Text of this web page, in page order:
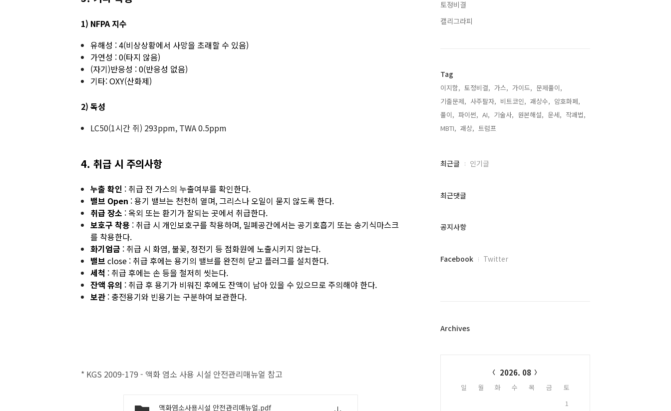
1) NFPA 지수
유해성 : 4(비상상황에서 사망을 초래할 수 있음)
가연성 : 0(타지 않음)
(자기)반응성 : 0(반응성 없음)
기타: OXY(산화제)
2) 독성
LC50(1시간 쥐) 293ppm, TWA 0.5ppm
4. 취급 시 주의사항
누출 확인 : 취급 전 가스의 누출여부를 확인한다.
밸브 Open : 용기 밸브는 천천히 열며, 그리스나 오일이 묻지 않도록 한다.
취급 장소 : 옥외 또는 환기가 잘되는 곳에서 취급한다.
보호구 착용 : 취급 시 개인보호구를 착용하며, 밀폐공간에서는 공기호흡기 또는 송기식마스크
를 착용한다.
화기엄금 : 취급 시 화염, 불꽃, 정전기 등 점화원에 노출시키지 않는다.
밸브 close : 취급 후에는 용기의 밸브를 완전히 닫고 플러그를 설치한다.
세척 : 취급 후에는 손 등을 철저히 씻는다.
잔액 유의 : 취급 후 용기가 비워진 후에도 잔액이 남아 있을 수 있으므로 주의해야 한다.
보관 : 충전용기와 빈용기는 구분하여 보관한다.
* KGS 2009-179 - 액화 염소 사용 시설 안전관리매뉴얼 참고
액화염소사용시설 안전관리매뉴얼.pdf
토정비결
캘리그라피
Tag
이지함, 토정비결, 가스, 가이드, 문제풀이,
기출문제, 사주팔자, 비트코인, 괘상수, 암호화폐,
풀이, 파이썬, AI, 기술사, 원본해설, 운세, 작괘법,
MBTI, 괘상, 트럼프,
최
과
글
최근글 인기글
최근댓글
공지사항
페
플
Facebook Twitter
Archives
2026. 08
일 월 화 수 목 금
토
1